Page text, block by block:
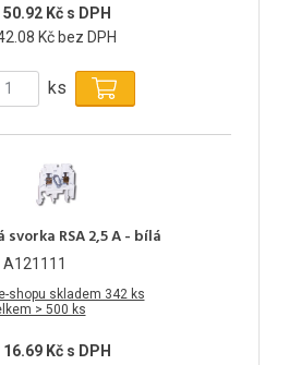
50.92 Kč s DPH
Kč bez DPH
ks
svorka RSA 2,5 A - bílá
A121111
shopu skladem 342 ks
> 500 ks
16.69 Kč s DPH